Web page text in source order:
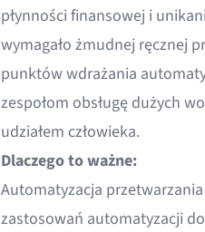
płynności finansowej i
wymagało żmudnej ręcznej
punktów wdrażania
zespołom obsługę dużych
udziałem człowieka.
Dlaczego to ważne:
Automatyzacja
zastosowań automatyzacji